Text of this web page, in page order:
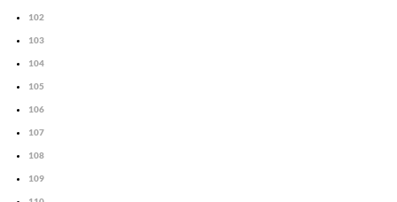
102
103
104
105
106
107
108
109